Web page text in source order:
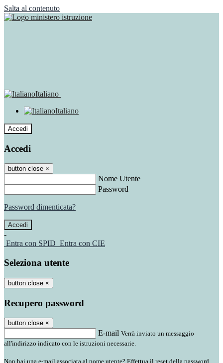
Salta al contenuto
Italiano
Italiano
Accedi
Accedi
button close ×
Nome Utente
Password
Password dimenticata?
-
Entra con SPID Entra con CIE
Seleziona utente
button close ×
Recupero password
button close ×
E-mail Verrà inviato un messaggio
all'indirizzo indicato con le istruzioni necessarie.
Non hai una e-mail associata al nome utente? Effettua il reset della password